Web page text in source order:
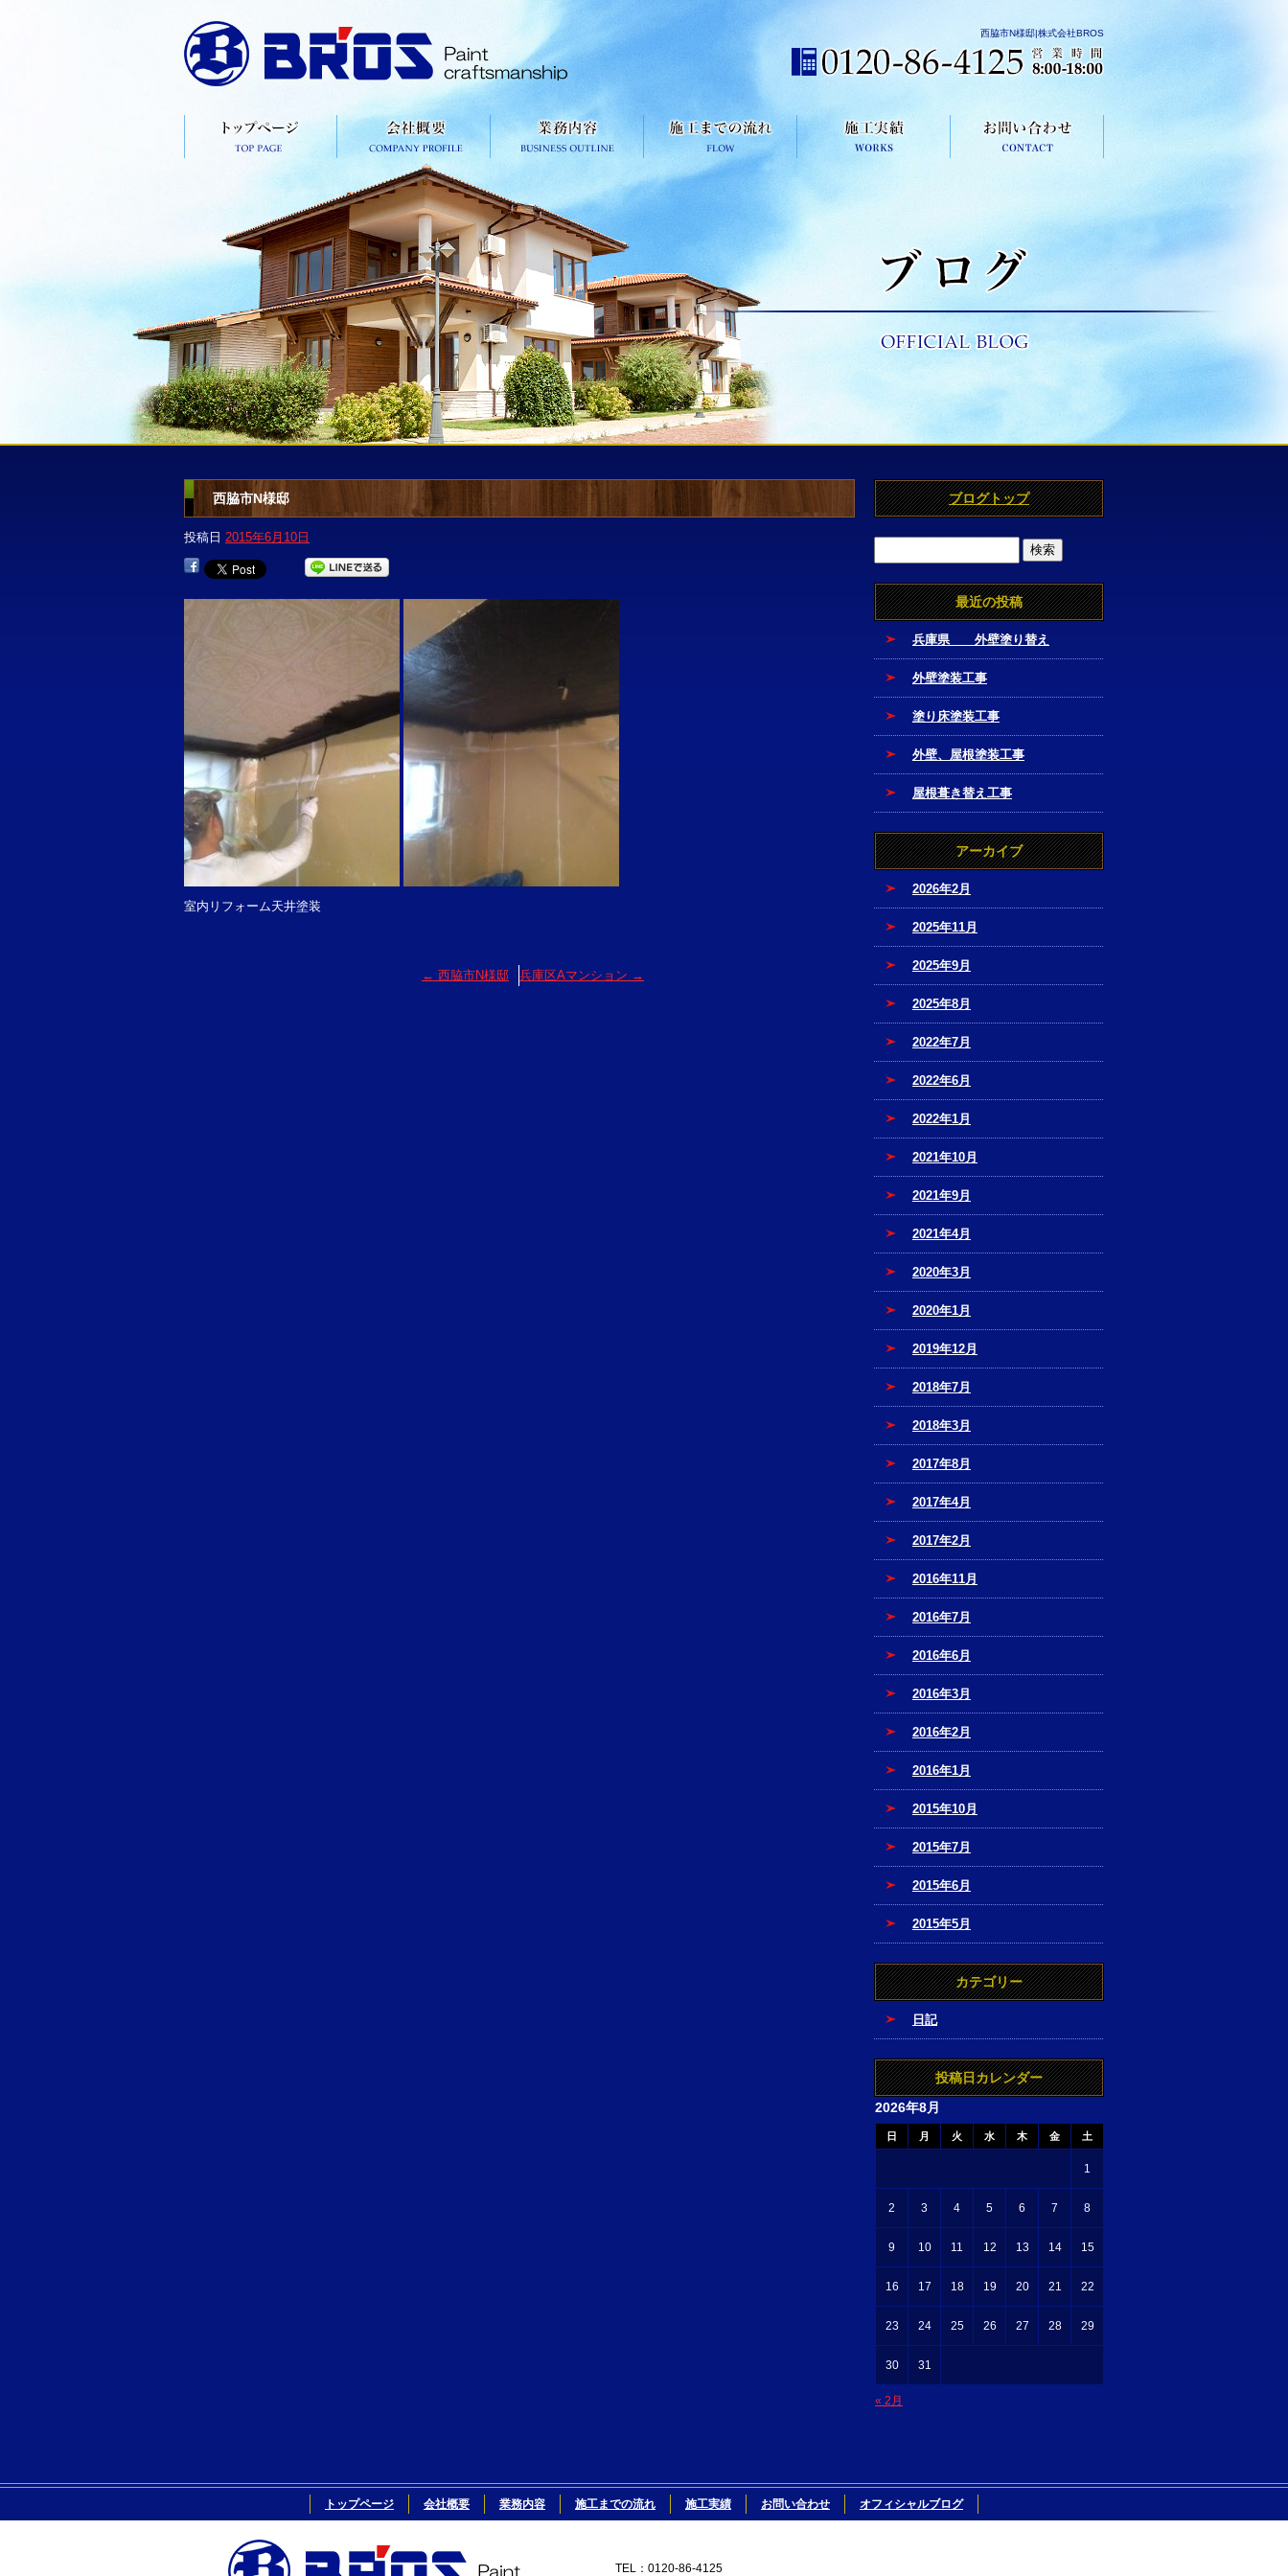
西脇市N様邸|株式会社BROS
西脇市N様邸
投稿日 2015年6月10日
室内リフォーム天井塗装
← 西脇市N様邸 兵庫区Aマンション →
ブログトップ
最近の投稿
兵庫県 外壁塗り替え
外壁塗装工事
塗り床塗装工事
外壁、屋根塗装工事
屋根葺き替え工事
アーカイブ
2026年2月
2025年11月
2025年9月
2025年8月
2022年7月
2022年6月
2022年1月
2021年10月
2021年9月
2021年4月
2020年3月
2020年1月
2019年12月
2018年7月
2018年3月
2017年8月
2017年4月
2017年2月
2016年11月
2016年7月
2016年6月
2016年3月
2016年2月
2016年1月
2015年10月
2015年7月
2015年6月
2015年5月
カテゴリー
日記
投稿日カレンダー
2026年8月
日 月 火 水 木 金 土
« 2月
1
2 3 4 5 6 7 8
9 10 11 12 13 14 15
16 17 18 19 20 21 22
23 24 25 26 27 28 29
30 31
トップページ 会社概要 業務内容 施工までの流れ 施工実績 お問い合わせ オフィシャルブログ
TEL：0120-86-4125